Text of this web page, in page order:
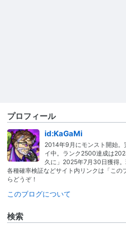
プロフィール
id:KaGaMi
2014年9月にモンスト開始
イ中。ランク2500達成は
久に」2025年7月30日獲得
各種確率検証などサイト内リンクは「この
らどうぞ！
このブログについて
検索